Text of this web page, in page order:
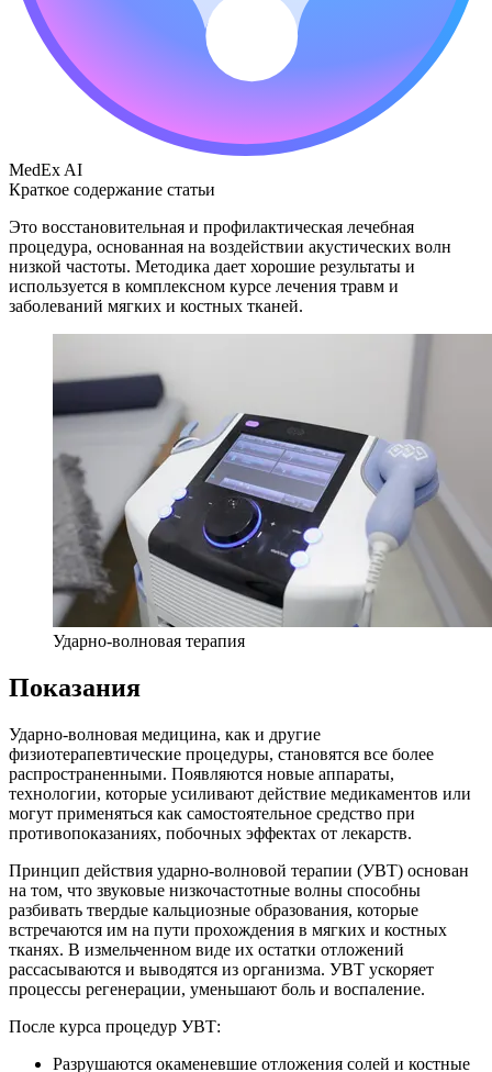
MedEx AI
Краткое содержание статьи
Это восстановительная и профилактическая лечебная
процедура, основанная на воздействии акустических волн
низкой частоты. Методика дает хорошие результаты и
используется в комплексном курсе лечения травм и
заболеваний мягких и костных тканей.
Ударно-волновая терапия
Показания
Ударно-волновая медицина, как и другие
физиотерапевтические процедуры, становятся все более
распространенными. Появляются новые аппараты,
технологии, которые усиливают действие медикаментов или
могут применяться как самостоятельное средство при
противопоказаниях, побочных эффектах от лекарств.
Принцип действия ударно-волновой терапии (УВТ) основан
на том, что звуковые низкочастотные волны способны
разбивать твердые кальциозные образования, которые
встречаются им на пути прохождения в мягких и костных
тканях. В измельченном виде их остатки отложений
рассасываются и выводятся из организма. УВТ ускоряет
процессы регенерации, уменьшают боль и воспаление.
После курса процедур УВТ:
Разрушаются окаменевшие отложения солей и костные